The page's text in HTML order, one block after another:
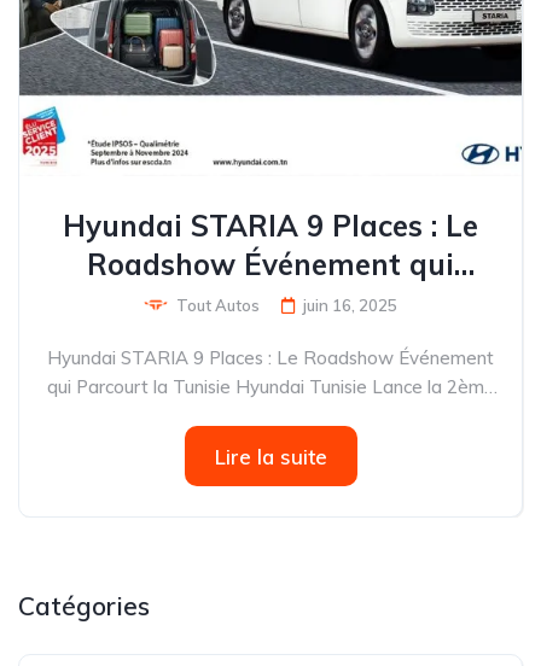
Hyundai STARIA 9 Places : Le
Roadshow Événement qui
Parcourt la Tunisie
Tout Autos juin 16, 2025
Hyundai STARIA 9 Places : Le Roadshow Événement
qui Parcourt la Tunisie Hyundai Tunisie Lance la 2ème
Hyundai Motor relance son grand roadshow national
dédié à la Hyundai STARIA...
Lire la suite
Catégories